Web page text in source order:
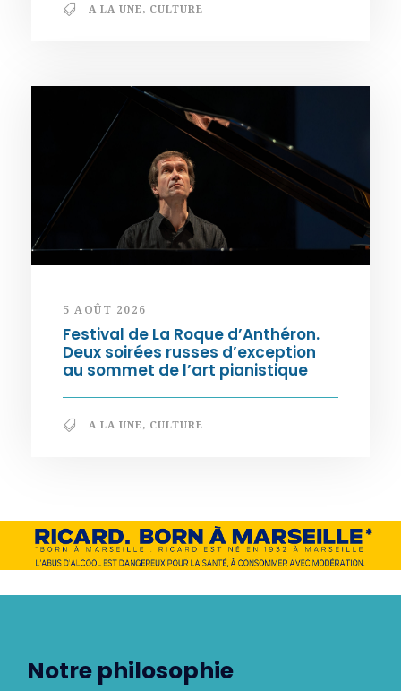
A LA UNE, CULTURE
5 AOÛT 2026
Festival de La Roque d’Anthéron.
Deux soirées russes d’exception
au sommet de l’art pianistique
A LA UNE, CULTURE
Notre philosophie